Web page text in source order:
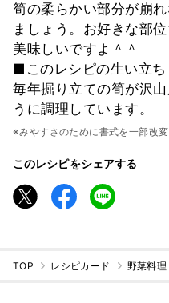
筍の柔らかい部分が崩
ましょう。お好きな部
美味しいですよ＾＾
■このレシピの生い立ち
毎年掘り立ての筍が沢
うに調理しています。
※みやすさのために書式を一部改変
このレシピをシェアする
TOP レシピカード 野菜料理